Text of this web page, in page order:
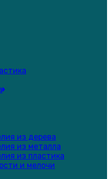
из дерева
из металла
из пластика
и мелочи